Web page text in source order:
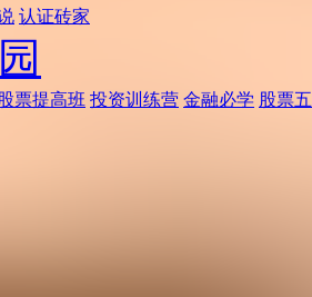
认证砖家
股票提高班 投资训练营 金融必学 股票